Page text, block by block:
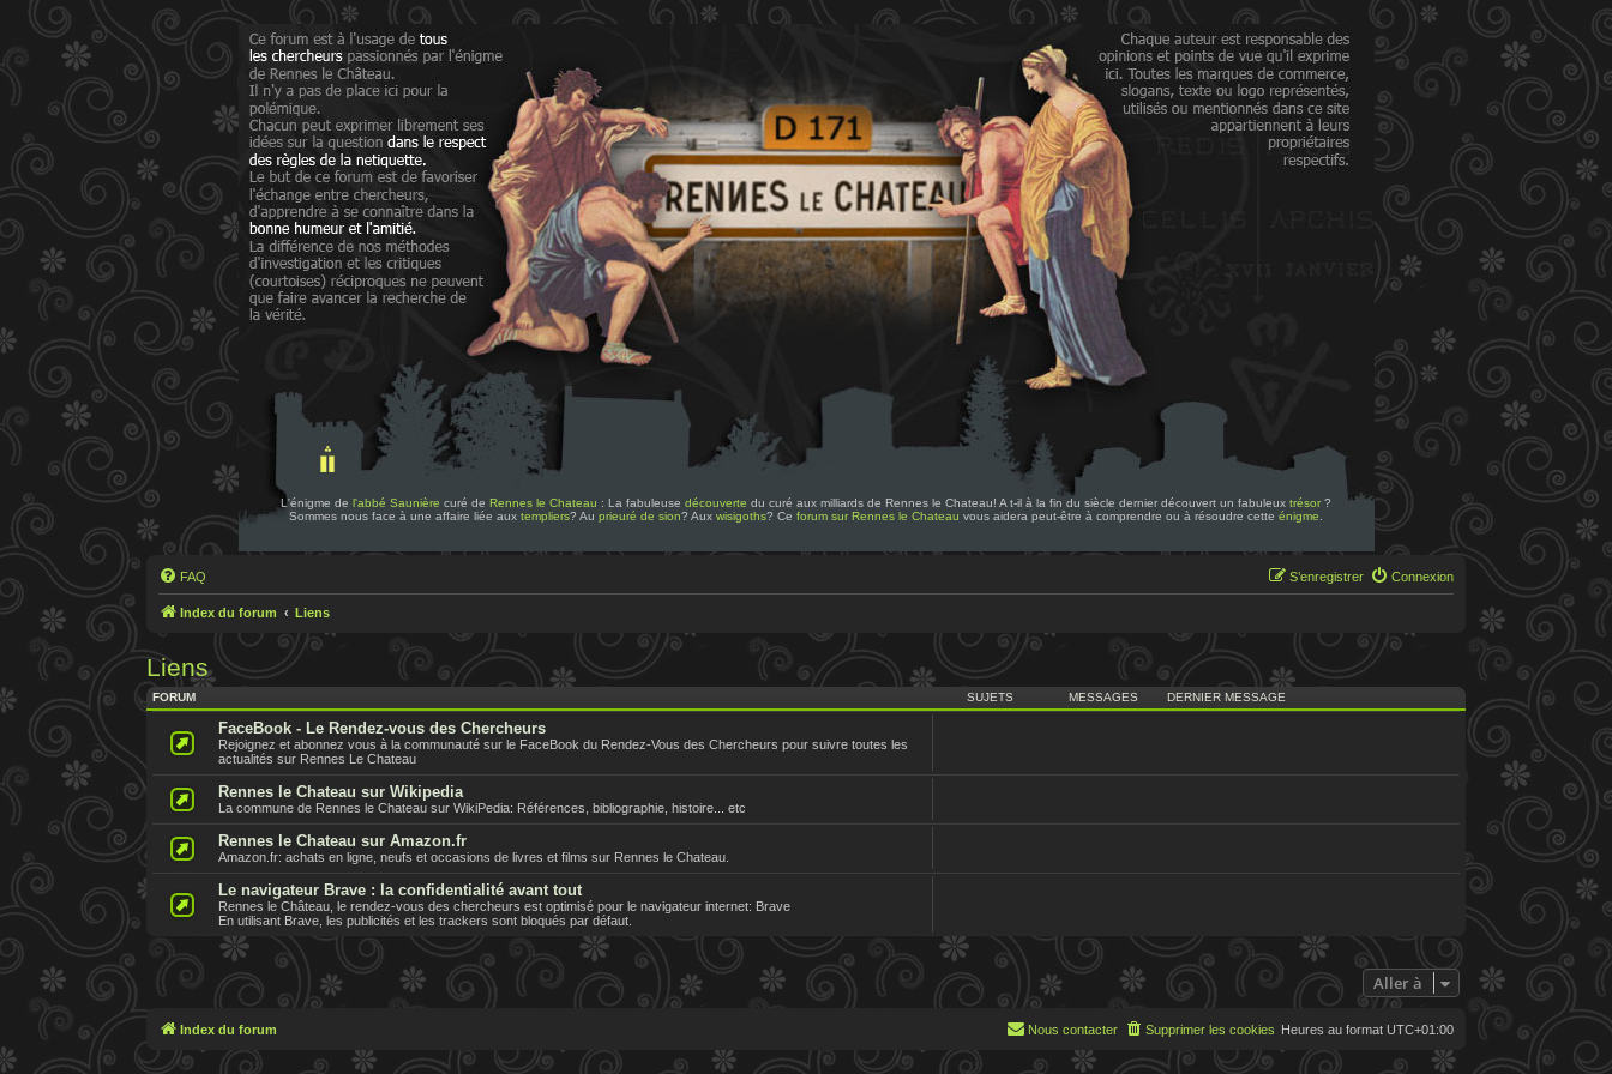
L'énigme de l'abbé Saunière curé de Rennes le Chateau : La fabuleuse découverte du curé aux milliards de Rennes le Chateau! A t-il à la fin du siècle dernier découvert un fabuleux trésor ?
Sommes nous face à une affaire liée aux templiers? Au prieuré de sion? Aux wisigoths? Ce forum sur Rennes le Chateau vous aidera peut-être à comprendre ou à résoudre cette énigme
FAQ Connexion
S’enregistrer
Index du forum Liens
Liens
FORUM SUJETS MESSAGES DERNIER MESSAGE
FaceBook - Le Rendez-vous des Chercheurs
Rejoignez et abonnez vous à la communauté sur le FaceBook du Rendez-Vous des Chercheurs pour suivre toutes les
actualités sur Rennes Le Chateau
Rennes le Chateau sur Wikipedia
La commune de Rennes le Chateau sur WikiPedia: Références, bibliographie, histoire... etc
Rennes le Chateau sur Amazon.fr
Amazon.fr: achats en ligne, neufs et occasions de livres et films sur Rennes le Chateau.
Le navigateur Brave : la confidentialité avant tout
Rennes le Château, le rendez-vous des chercheurs est optimisé pour le navigateur internet: Brave
En utilisant Brave, les publicités et les trackers sont bloqués par défaut.
Aller à
Index du forum Heures au format UTC+01:00
Supprimer les cookies
Nous contacter